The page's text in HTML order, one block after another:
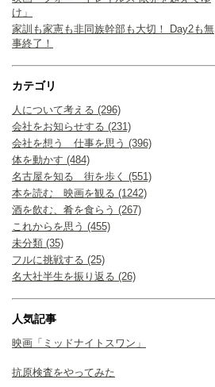
け」
家訓も家憲も非同族幹部も大切！ Day2も無
事終了！
カテゴリ
人について考える (296)
会社をお知らせする (231)
会社を想う 仕事を思う (396)
体を動かす (484)
名古屋を知る 街を歩く (551)
本を読む 映画を観る (1242)
酒を飲む、肴を食らう (267)
これからを思う (455)
未分類 (35)
フルに挑戦する (25)
名大社半生を振り返る (26)
人気記事
映画「ミッドナイトスワン」
抗原検査をやってみた